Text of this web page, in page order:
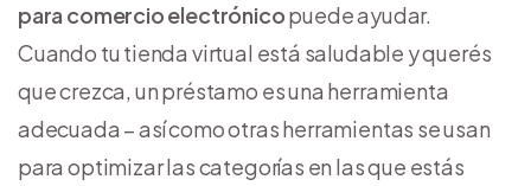
para comercio electrónicopuede ayudar.
Cuando tu tienda virtual está saludable y querés
que crezca, un préstamo es una herramienta
adecuada – así como otras herramientas se usan
para optimizar las categorías en las que estás